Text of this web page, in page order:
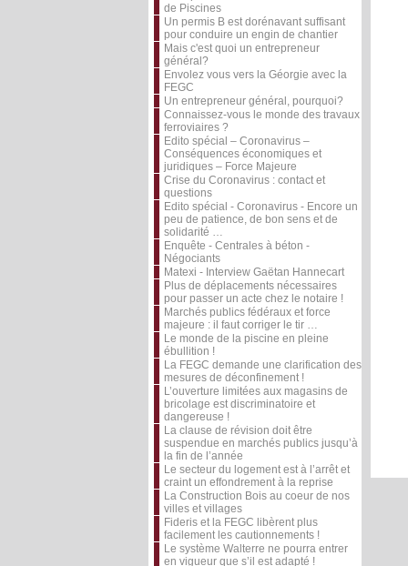
de Piscines
Un permis B est dorénavant suffisant
pour conduire un engin de chantier
Mais c'est quoi un entrepreneur
général?
Envolez vous vers la Géorgie avec la
FEGC
Un entrepreneur général, pourquoi?
Connaissez-vous le monde des travaux
ferroviaires ?
Edito spécial – Coronavirus –
Conséquences économiques et
juridiques – Force Majeure
Crise du Coronavirus : contact et
questions
Edito spécial - Coronavirus - Encore un
peu de patience, de bon sens et de
solidarité …
Enquête - Centrales à béton -
Négociants
Matexi - Interview Gaëtan Hannecart
Plus de déplacements nécessaires
pour passer un acte chez le notaire !
Marchés publics fédéraux et force
majeure : il faut corriger le tir …
Le monde de la piscine en pleine
ébullition !
La FEGC demande une clarification des
mesures de déconfinement !
L’ouverture limitées aux magasins de
bricolage est discriminatoire et
dangereuse !
La clause de révision doit être
suspendue en marchés publics jusqu’à
la fin de l’année
Le secteur du logement est à l’arrêt et
craint un effondrement à la reprise
La Construction Bois au coeur de nos
villes et villages
Fideris et la FEGC libèrent plus
facilement les cautionnements !
Le système Walterre ne pourra entrer
en vigueur que s’il est adapté !